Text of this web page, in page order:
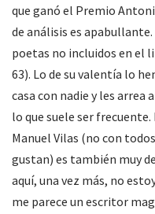
que ganó el Premio
de análisis es
poetas no incluidos en el
63). Lo de su valentía lo
casa con nadie y les arrea
lo que suele ser
Manuel Vilas (no con
gustan) es también muy
aquí, una vez más, no
me parece un escritor